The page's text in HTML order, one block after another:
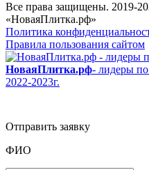
Все права защищены. 2019-
«НоваяПлитка.рф»
Политика
Правила пользования сайтом
НоваяПлитка.рф- лидеры
2022-2023г.
Отправить заявку
ФИО